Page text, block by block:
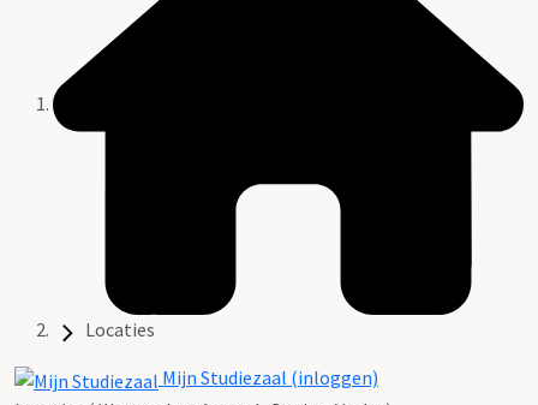
Locaties
Mijn Studiezaal (inloggen)